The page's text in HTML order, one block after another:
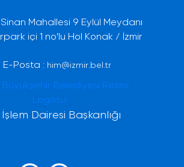
Mahallesi 9 Eylül Meydanı
içi 1 no'lu Hol Konak / İzmir
E-Posta : him@izmir.bel.tr
Dairesi Başkanlığı